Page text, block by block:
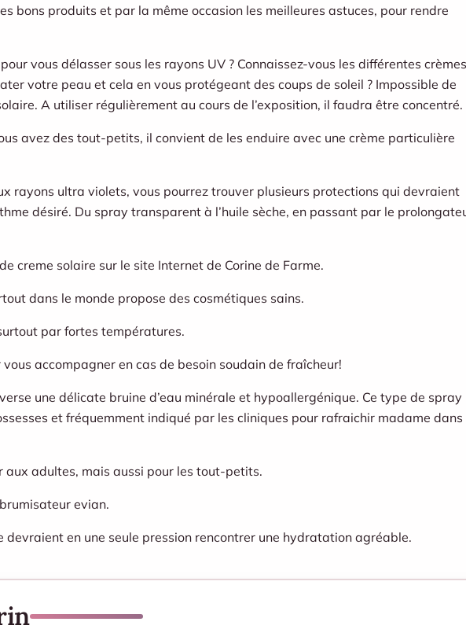
bons produits et par la même occasion les meilleures astuces, pour rendre
vous délasser sous les rayons UV ? Connaissez-vous les différentes crèmes
votre peau et cela en vous protégeant des coups de soleil ? Impossible de
A utiliser régulièrement au cours de l’exposition, il faudra être concentré.
avez des tout-petits, il convient de les enduire avec une crème particulière
rayons ultra violets, vous pourrez trouver plusieurs protections qui devraient
désiré. Du spray transparent à l’huile sèche, en passant par le
creme solaire sur le site Internet de Corine de Farme.
dans le monde propose des cosmétiques sains.
par fortes températures.
accompagner en cas de besoin soudain de fraîcheur!
une délicate bruine d’eau minérale et hypoallergénique. Ce type de spray
et fréquemment indiqué par les cliniques pour rafraichir madame dans
aux adultes, mais aussi pour les tout-petits.
evian.
devraient en une seule pression rencontrer une hydratation agréable.